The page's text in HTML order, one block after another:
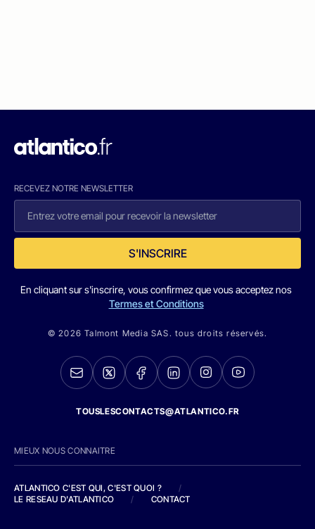
RECEVEZ NOTRE NEWSLETTER
S'INSCRIRE
En cliquant sur s'inscrire, vous confirmez que vous acceptez nos
Termes et Conditions
© 2026 Talmont Media SAS. tous droits réservés.
TOUSLESCONTACTS@ATLANTICO.FR
MIEUX NOUS CONNAITRE
ATLANTICO C'EST QUI, C'EST QUOI ?
/
LE RESEAU D'ATLANTICO
/ CONTACT